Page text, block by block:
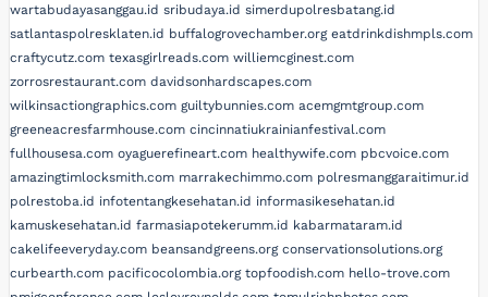
wartabudayasanggau.id sribudaya.id simerdupolresbatang.id
satlantaspolresklaten.id buffalogrovechamber.org eatdrinkdishmpls.com
craftycutz.com texasgirlreads.com williemcginest.com
zorrosrestaurant.com davidsonhardscapes.com
wilkinsactiongraphics.com guiltybunnies.com acemgmtgroup.com
greeneacresfarmhouse.com cincinnatiukrainianfestival.com
fullhousesa.com oyaguerefineart.com healthywife.com pbcvoice.com
amazingtimlocksmith.com marrakechimmo.com polresmanggaraitimur.id
polrestoba.id infotentangkesehatan.id informasikesehatan.id
kamuskesehatan.id farmasiapotekerumm.id kabarmataram.id
cakelifeeveryday.com beansandgreens.org conservationsolutions.org
curbearth.com pacificocolombia.org topfoodish.com hello-trove.com